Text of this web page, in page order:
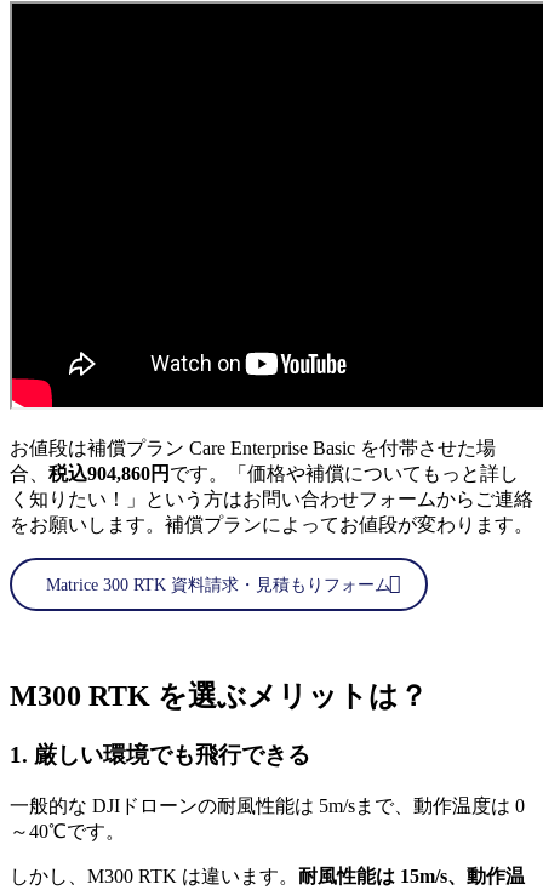
お値段は補償プラン Care Enterprise Basic を付帯させた場
合、 税込904,860円 です。「価格や補償についてもっと詳し
く知りたい！」という方はお問い合わせフォームからご連絡
をお願いします。補償プランによってお値段が変わります。
Matrice 300 RTK 資料請求・見積もりフォーム
M300 RTK を選ぶメリットは？
1. 厳しい環境でも飛行できる
一般的な DJIドローンの耐風性能は 5m/sまで、動作温度は 0
～40℃です。
しかし、M300 RTK は違います。 耐風性能は 15m/s、動作温